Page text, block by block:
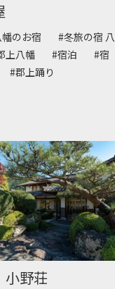
幡のお宿
#冬旅の宿 八
上八幡 #宿泊 #宿
#郡上踊り
野荘